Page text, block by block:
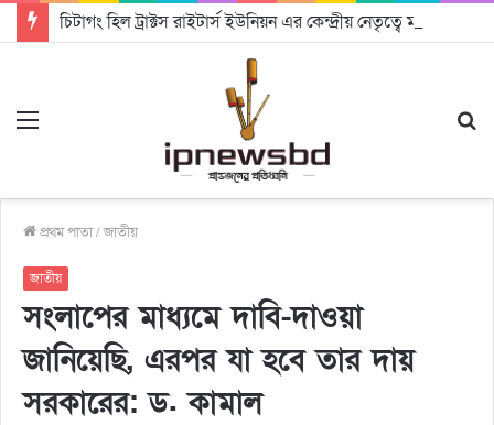
প্রথম পাতা/জাতীয়
জাতীয়
সংলাপের মাধ্যমে দাবি-দাওয়া
জানিয়েছি, এরপর যা হবে তার দায়
সরকারের: ড. কামাল